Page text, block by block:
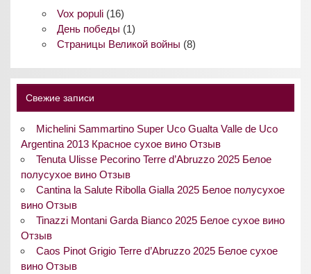
Vox populi(16)
День победы (1)
Страницы Великой войны (8)
Свежие записи
Michelini Sammartino Super Uco Gualta Valle de Uco
Argentina 2013 Красное сухое вино Отзыв
Tenuta Ulisse Pecorino Terre d’Abruzzo 2025 Белое
полусухое вино Отзыв
Cantina la Salute Ribolla Gialla 2025 Белое полусухое
вино Отзыв
Tinazzi Montani Garda Bianco 2025 Белое сухое вино
Отзыв
Caos Pinot Grigio Terre d’Abruzzo 2025 Белое сухое
вино Отзыв